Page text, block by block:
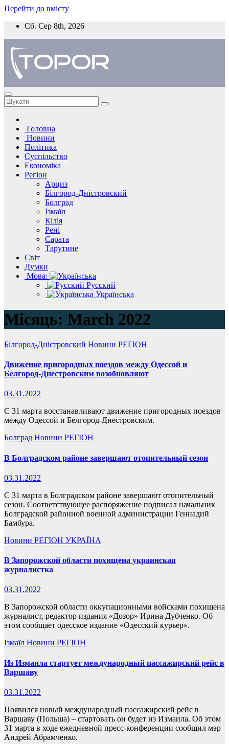
Перейти до вмісту
Сб. Сер 8th, 2026
Головна
Новини
Політика
Суспільство
Економіка
Регіон
Арциз
Білгород-Дністровский
Болград
Ізмаїл
Кілія
Рені
Сарата
Тарутине
Світ
Думки
Мова:
Русский
Українська
Місяць: March 2022
Білгород-Дністровский Новини РЕГІОН
Движение пригородных поездов между Одессой и
Белгород-Днестровским возобновляют
03.31.2022
С 31 марта восстанавливают движение пригородных поездов
между Одессой и Белгород-Днестровским.
Болград Новини РЕГІОН
В Болградском районе завершают отопительный сезон
03.31.2022
С 31 марта в Болградском районе завершают отопительный
сезон. Соответствующее распоряжение подписал начальник
Болградской районной военной администрации Геннадий
Бамбура.
Новини РЕГІОН УКРАЇНА
В Запорожской области похищена украинская
журналистка
03.31.2022
В Запорожской области оккупационными войсками похищена
журналист, редактор издания «Дозор» Ирина Дубченко. Об
этом сообщает одесское издание «Одесский курьер».
Ізмаїл Новини РЕГІОН
Из Измаила стартует международный пассажирский рейс в
Варшаву
03.31.2022
Появился новый международный пассажирский рейс в
Варшаву (Польша) – стартовать он будет из Измаила. Об этом
31 марта в ходе ежедневной пресс-конференции сообщил мэр
Андрей Абрамченко.